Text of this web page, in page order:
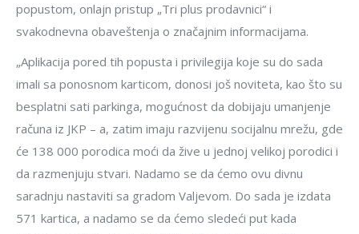
popustom, onlajn pristup „Tri plus prodavnici“ i
svakodnevna obaveštenja o značajnim informacijama.
„Aplikacija pored tih popusta i privilegija koje su do sada
imali sa ponosnom karticom, donosi još noviteta, kao što su
besplatni sati parkinga, mogućnost da dobijaju umanjenje
računa iz JKP – a, zatim imaju razvijenu socijalnu mrežu, gde
će 138 000 porodica moći da žive u jednoj velikoj porodici i
da razmenjuju stvari. Nadamo se da ćemo ovu divnu
saradnju nastaviti sa gradom Valjevom. Do sada je izdata
571 kartica, a nadamo se da ćemo sledeći put kada